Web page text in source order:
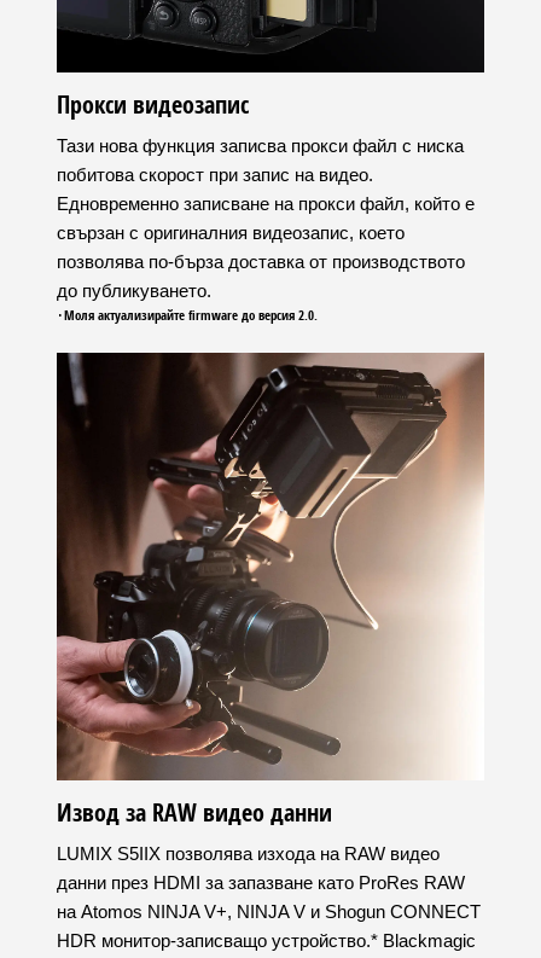
Прокси видеозапис
Тази нова функция записва прокси файл с ниска
побитова скорост при запис на видео.
Едновременно записване на прокси файл, който е
свързан с оригиналния видеозапис, което
позволява по-бърза доставка от производството
до публикуването.
･Моля актуализирайте firmware до версия 2.0.
Извод за RAW видео данни
LUMIX S5IIX позволява изхода на RAW видео
данни през HDMI за запазване като ProRes RAW
на Atomos NINJA V+, NINJA V и Shogun CONNECT
HDR монитор-записващо устройство.* Blackmagic